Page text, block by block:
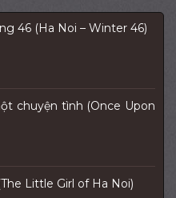
46 (Ha Noi – Winter 46)
chuyện tình (Once Upon
Little Girl of Ha Noi)